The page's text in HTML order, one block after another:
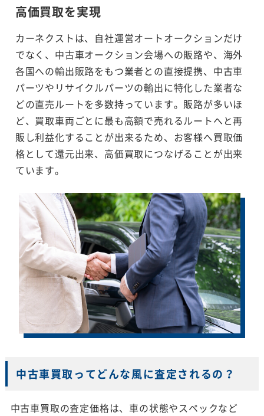
高価買取を実現
カーネクストは、自社運営オートオークションだけ
でなく、中古車オークション会場への販路や、海外
各国への輸出販路をもつ業者との直接提携、中古車
パーツやリサイクルパーツの輸出に特化した業者な
どの直売ルートを多数持っています。販路が多いほ
ど、買取車両ごとに最も高額で売れるルートへと再
販し利益化することが出来るため、お客様へ買取価
格として還元出来、高価買取につなげることが出来
ています。
中古車買取ってどんな風に査定されるの？
中古車買取の査定価格は、車の状態やスペックなど